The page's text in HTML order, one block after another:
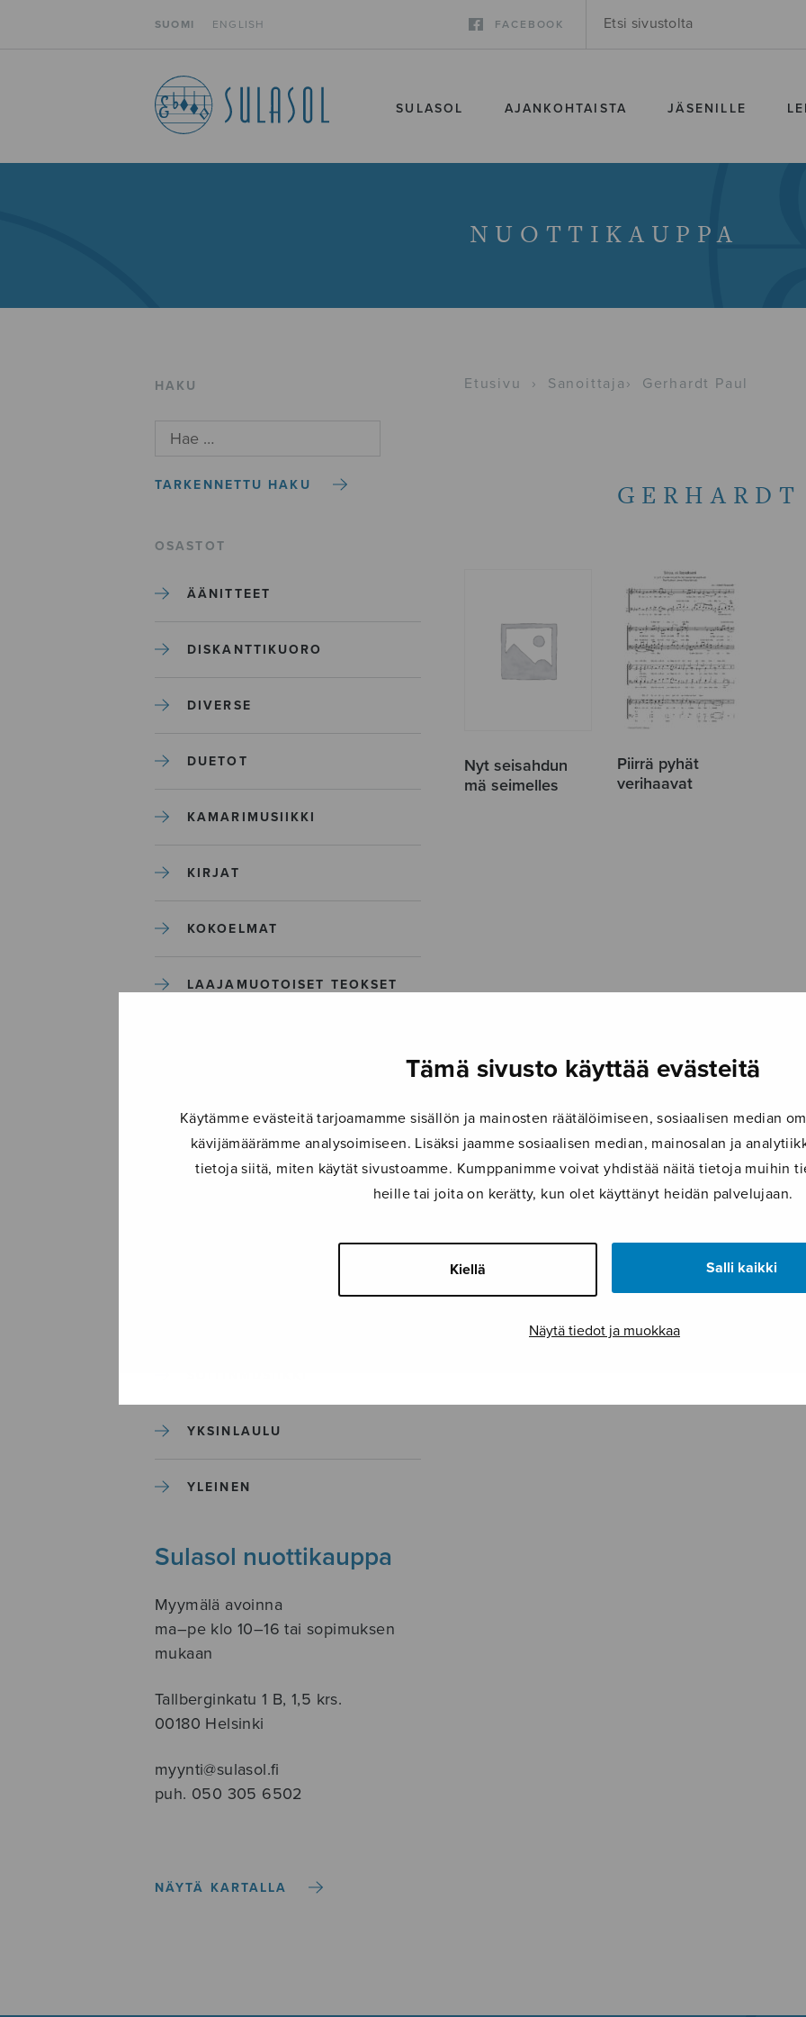
Tämä sivusto käyttää evästeitä
Käytämme evästeitä tarjoamamme sisällön ja mainosten räätälöimiseen, sosiaalisen median
kävijämäärämme analysoimiseen. Lisäksi jaamme sosiaalisen median, mainosalan ja
tietoja siitä, miten käytät sivustoamme. Kumppanimme voivat yhdistää näitä tietoja muihin
heille tai joita on kerätty, kun olet käyttänyt heidän palvelujaan.
Kiellä Salli kaikki
Näytä tiedot ja muokkaa
SUOMI ENGLISH FACEBOOK
SULASOL AJANKOHTAISTA JÄSENILLE
NUOTTIKAUPPA
HAKU
TARKENNETTU HAKU
OSASTOT
ÄÄNITTEET
DISKANTTIKUORO
DIVERSE
DUETOT
KAMARIMUSIIKKI
KIRJAT
KOKOELMAT
LAAJAMUOTOISET TEOKSET
MUUT
YKSINLAULU
YLEINEN
Sulasol nuottikauppa
Myymälä avoinna
ma–pe klo 10–16 tai sopimuksen
mukaan
Tallberginkatu 1 B, 1,5 krs.
00180 Helsinki
myynti@sulasol.fi
puh. 050 305 6502
NÄYTÄ KARTALLA
Etusivu › Sanoittaja › Gerhardt Paul
Nyt seisahdun
mä seimelles
Piirrä pyhät
verihaavat